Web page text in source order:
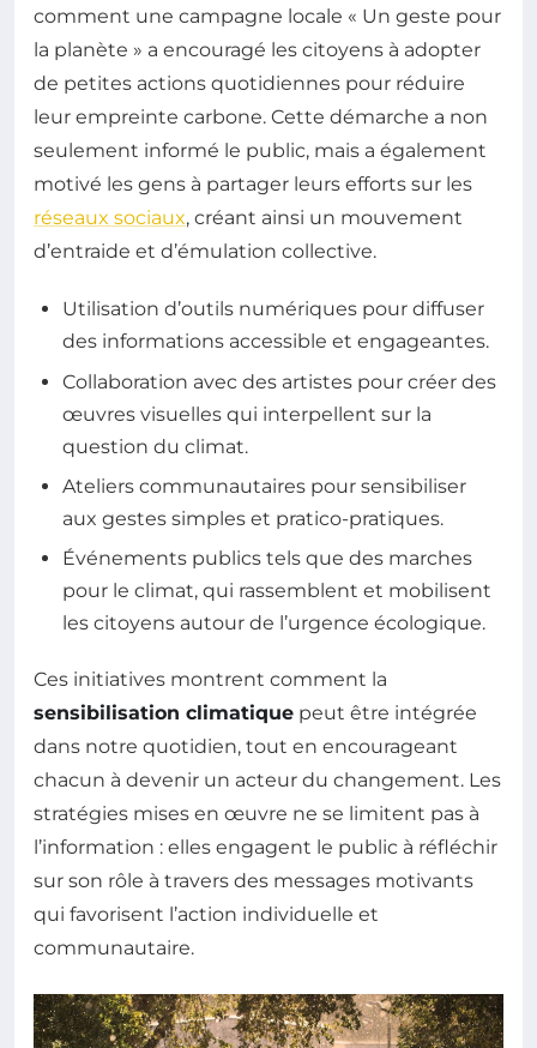
comment une campagne locale « Un geste pour
la planète » a encouragé les citoyens à adopter
de petites actions quotidiennes pour réduire
leur empreinte carbone. Cette démarche a non
seulement informé le public, mais a également
motivé les gens à partager leurs efforts sur les
réseaux sociaux, créant ainsi un mouvement
d’entraide et d’émulation collective.
Utilisation d’outils numériques pour diffuser
des informations accessible et engageantes.
Collaboration avec des artistes pour créer des
œuvres visuelles qui interpellent sur la
question du climat.
Ateliers communautaires pour sensibiliser
aux gestes simples et pratico-pratiques.
Événements publics tels que des marches
pour le climat, qui rassemblent et mobilisent
les citoyens autour de l’urgence écologique.
Ces initiatives montrent comment la
sensibilisation climatique peut être intégrée
dans notre quotidien, tout en encourageant
chacun à devenir un acteur du changement. Les
stratégies mises en œuvre ne se limitent pas à
l’information : elles engagent le public à réfléchir
sur son rôle à travers des messages motivants
qui favorisent l’action individuelle et
communautaire.